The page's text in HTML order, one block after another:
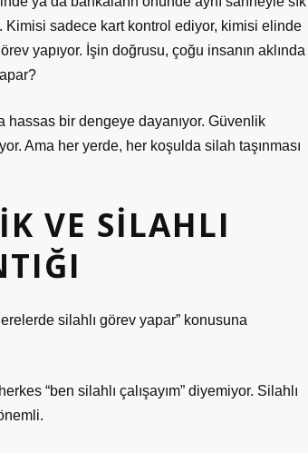
Kimisi sadece kart kontrol ediyor, kimisi elinde
yapıyor. İşin doğrusu, çoğu insanın aklında
hassas bir dengeye dayanıyor. Güvenlik
Ama her yerde, her koşulda silah taşınması
VE SILAHLI
silahlı görev yapar” konusuna
“ben silahlı çalışayım” diyemiyor. Silahlı